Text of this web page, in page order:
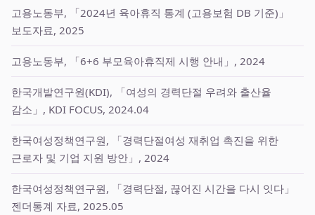
고용노동부, 「2024년 육아휴직 통계 (고용보험 DB 기준)」
보도자료, 2025
고용노동부, 「6+6 부모육아휴직제 시행 안내」, 2024
한국개발연구원(KDI), 「여성의 경력단절 우려와 출산율
감소」, KDI FOCUS, 2024.04
한국여성정책연구원, 「경력단절여성 재취업 촉진을 위한
근로자 및 기업 지원 방안」, 2024
한국여성정책연구원, 「경력단절, 끊어진 시간을 다시 잇다」
젠더통계 자료, 2025.05